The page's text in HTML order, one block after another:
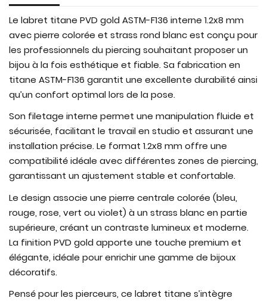
Le labret titane PVD gold ASTM-F136 interne 1.2x8 mm
avec pierre colorée et strass rond blanc est conçu pour
les professionnels du piercing souhaitant proposer un
bijou à la fois esthétique et fiable. Sa fabrication en
titane ASTM-F136 garantit une excellente durabilité ainsi
qu’un confort optimal lors de la pose.
Son filetage interne permet une manipulation fluide et
sécurisée, facilitant le travail en studio et assurant une
installation précise. Le format 1.2x8 mm offre une
compatibilité idéale avec différentes zones de piercing,
garantissant un ajustement stable et confortable.
Le design associe une pierre centrale colorée (bleu,
rouge, rose, vert ou violet) à un strass blanc en partie
supérieure, créant un contraste lumineux et moderne.
La finition PVD gold apporte une touche premium et
élégante, idéale pour enrichir une gamme de bijoux
décoratifs.
Pensé pour les pierceurs, ce labret titane s’intègre